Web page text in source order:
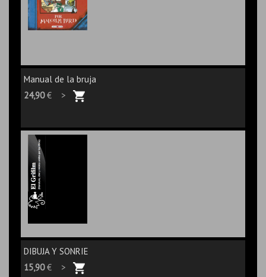
Manual de la bruja
24,90€ >
DIBUJA Y SONRIE
15,90€ >